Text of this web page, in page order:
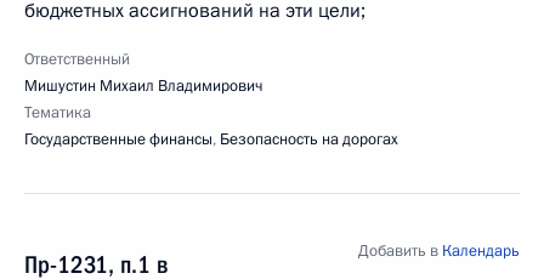
бюджетных ассигнований на эти цели;
Ответственный
Мишустин Михаил Владимирович
Тематика
Государственные финансы, Безопасность на дорогах
Пр-1231, п.1 в
Добавить в Календарь